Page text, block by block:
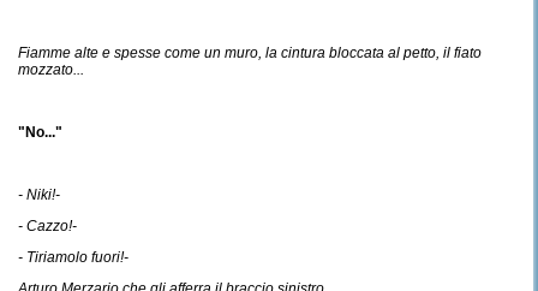
Fiamme alte e spesse come un muro, la cintura bloccata al petto, il fiato
mozzato...
"No..."
- Niki!-
- Cazzo!-
- Tiriamolo fuori!-